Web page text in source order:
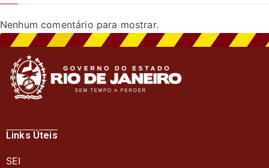
Nenhum comentário para mostrar.
Links Úteis
SEI